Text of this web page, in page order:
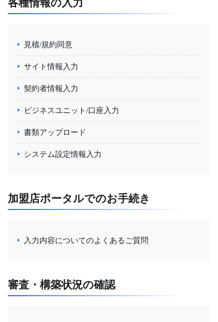
各種情報の入力
見積/規約同意
サイト情報入力
契約者情報入力
ビジネスユニット/口座入力
書類アップロード
システム設定情報入力
加盟店ポータルでのお手続き
入力内容についてのよくあるご質問
審査・構築状況の確認